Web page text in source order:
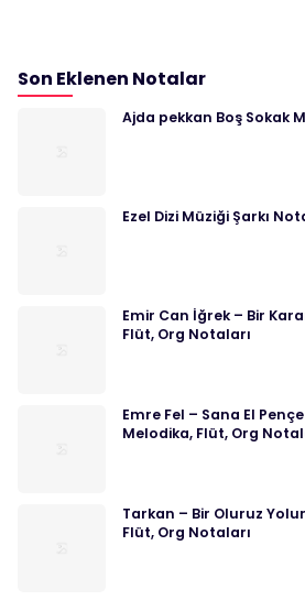
Son Eklenen Notalar
Ajda pekkan Boş Sokak
Ezel Dizi Müziği Şarkı
Emir Can İğrek – Bir
Flüt, Org Notaları
Emre Fel – Sana El
Melodika, Flüt, Org
Tarkan – Bir Oluruz
Flüt, Org Notaları